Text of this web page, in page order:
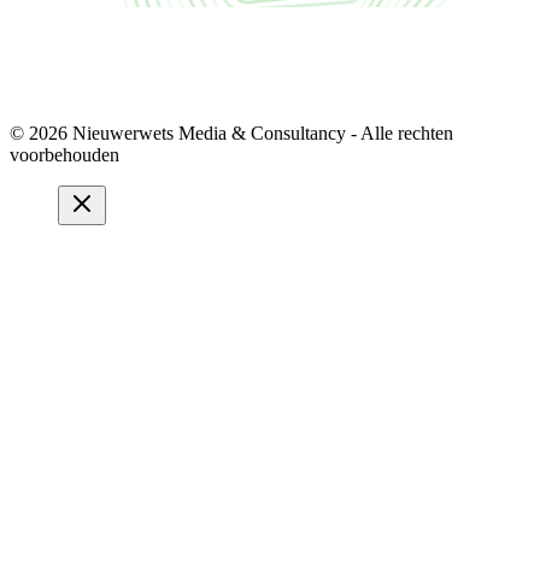
© 2026 Nieuwerwets Media & Consultancy - Alle rechten
voorbehouden